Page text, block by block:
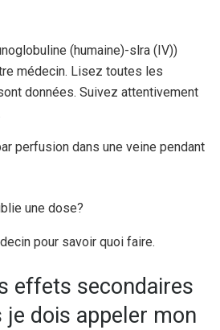
(humaine)-slra (IV))
médecin. Lisez toutes les
données. Suivez attentivement
perfusion dans une veine pendant
une dose?
pour savoir quoi faire.
effets secondaires
je dois appeler mon